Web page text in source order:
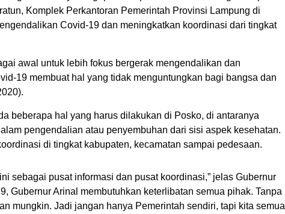
Komplek Perkantoran Pemerintah Provinsi Lampung di
Covid-19 dan meningkatkan koordinasi dari tingkat
awal untuk lebih fokus bergerak mengendalikan dan
19 membuat hal yang tidak menguntungkan bagi bangsa dan
beberapa hal yang harus dilakukan di Posko, di antaranya
pengendalian atau penyembuhan dari sisi aspek kesehatan.
di tingkat kabupaten, kecamatan sampai pedesaan.
sebagai pusat informasi dan pusat koordinasi,” jelas Gubernur
Gubernur Arinal membutuhkan keterlibatan semua pihak. Tanpa
mungkin. Jadi jangan hanya Pemerintah sendiri, tapi kita semua